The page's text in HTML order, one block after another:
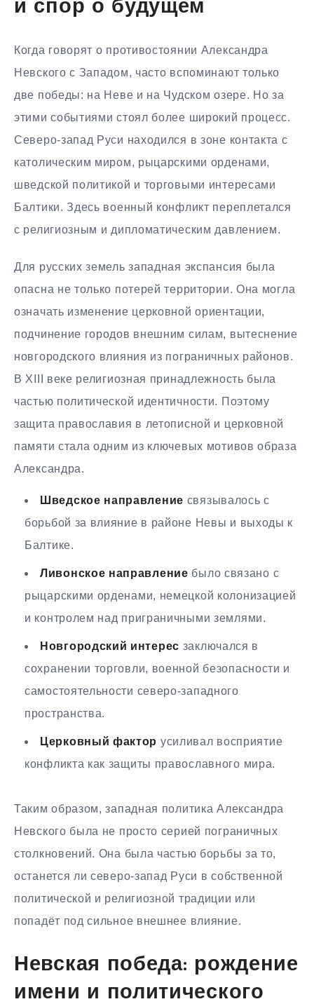
и спор о будущем
Когда говорят о противостоянии Александра
Невского с Западом, часто вспоминают только
две победы: на Неве и на Чудском озере. Но за
этими событиями стоял более широкий процесс.
Северо-запад Руси находился в зоне контакта с
католическим миром, рыцарскими орденами,
шведской политикой и торговыми интересами
Балтики. Здесь военный конфликт переплетался
с религиозным и дипломатическим давлением.
Для русских земель западная экспансия была
опасна не только потерей территории. Она могла
означать изменение церковной ориентации,
подчинение городов внешним силам, вытеснение
новгородского влияния из пограничных районов.
В XIII веке религиозная принадлежность была
частью политической идентичности. Поэтому
защита православия в летописной и церковной
памяти стала одним из ключевых мотивов образа
Александра.
Шведское направление связывалось с
борьбой за влияние в районе Невы и выходы к
Балтике.
Ливонское направление было связано с
рыцарскими орденами, немецкой колонизацией
и контролем над приграничными землями.
Новгородский интерес заключался в
сохранении торговли, военной безопасности и
самостоятельности северо-западного
пространства.
Церковный фактор усиливал восприятие
конфликта как защиты православного мира.
Таким образом, западная политика Александра
Невского была не просто серией пограничных
столкновений. Она была частью борьбы за то,
останется ли северо-запад Руси в собственной
политической и религиозной традиции или
попадёт под сильное внешнее влияние.
Невская победа: рождение
имени и политического